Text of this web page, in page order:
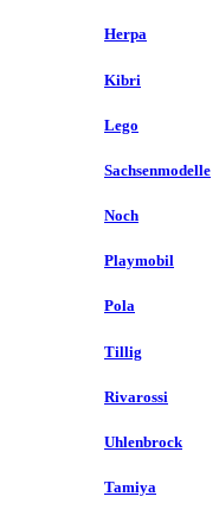
Herpa
Kibri
Lego
Sachsenmodelle
Noch
Playmobil
Pola
Tillig
Rivarossi
Uhlenbrock
Tamiya